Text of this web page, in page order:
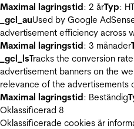
Maximal lagringstid: 2 årTyp:
_gcl_auUsed by Google
advertisement efficiency across
Maximal lagringstid: 3 månader
_gcl_lsTracks the conversion
advertisement banners on the
relevance of the advertisements
Maximal lagringstid: Beständig
Oklassificerad 8
Oklassificerade cookies är